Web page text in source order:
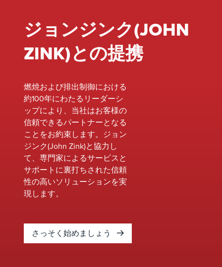
ジョンジンク(JOHN
ZINK)との提携
燃焼および排出制御における
約100年にわたるリーダーシ
ップにより、当社はお客様の
信頼できるパートナーとなる
ことをお約束します。ジョン
ジンク(John Zink)と協力し
て、専門家によるサービスと
サポートに裏打ちされた信頼
性の高いソリューションを実
現します。
さっそく始めましょう